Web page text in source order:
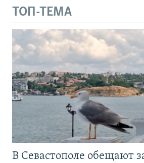
ТОП-ТЕМА
В Севастополе обещают